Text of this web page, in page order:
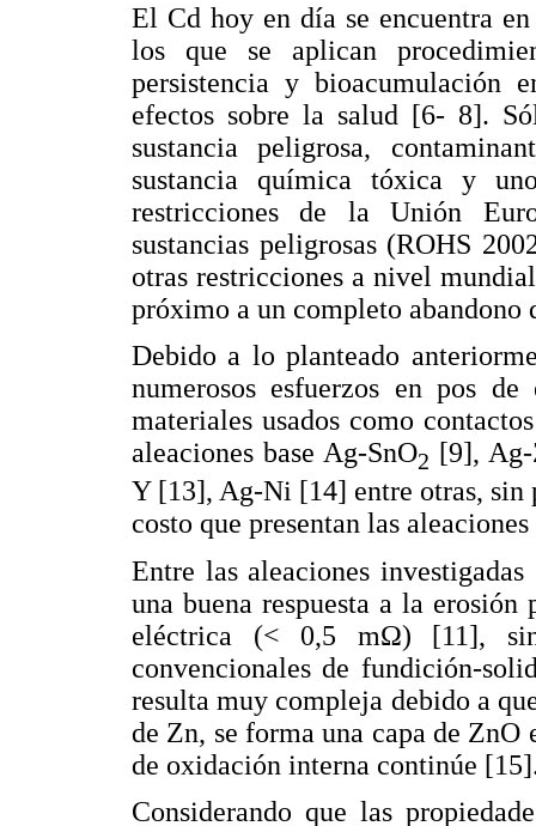
El Cd hoy en día se encuentra
los que se aplican
persistencia y bioacumulación
efectos sobre la salud [6- 8].
sustancia peligrosa,
sustancia química tóxica y
restricciones de la Unión
sustancias peligrosas (ROHS
otras restricciones a nivel
próximo a un completo abandono
Debido a lo planteado
numerosos esfuerzos en pos
materiales usados como
aleaciones base Ag-SnO2 [9],
Y [13], Ag-Ni [14] entre otras, sin
costo que presentan las
Entre las aleaciones
una buena respuesta a la
eléctrica (< 0,5 mΩ) [11],
convencionales de fundición-
resulta muy compleja debido a
de Zn, se forma una capa de
de oxidación interna continúe
Considerando que las